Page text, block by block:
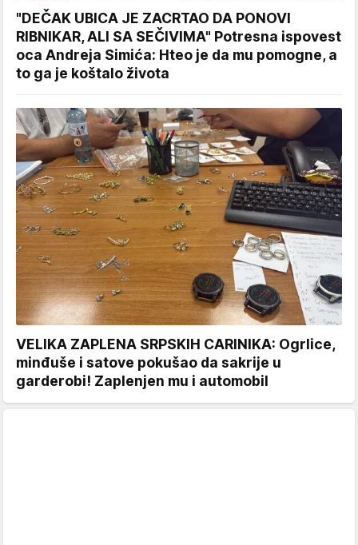
"DEČAK UBICA JE ZACRTAO DA PONOVI
RIBNIKAR, ALI SA SEČIVIMA" Potresna ispovest
oca Andreja Simića: Hteo je da mu pomogne, a
to ga je koštalo života
VELIKA ZAPLENA SRPSKIH CARINIKA: Ogrlice,
minđuše i satove pokušao da sakrije u
garderobi! Zaplenjen mu i automobil